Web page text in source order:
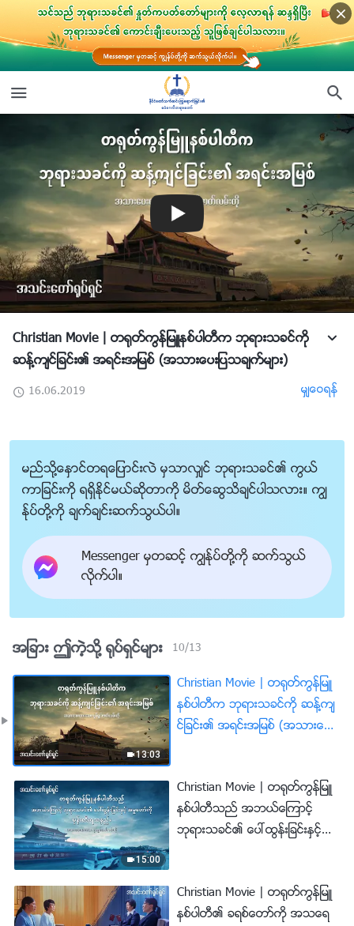
Christian Movie | တ႐ုတ္ကြန္ျမဴနစ္ပါတီက ဘုရားသခင္ကို
ဆန႔္က်င္ျခင္း၏ အရင္းအျမစ္ (အသားေပးျပသခ်က္မ်ား)
16.06.2019 မွ်ေဝရန္
မည္သို႔ေႏွာင္တရေျပာင္းလဲ မွသာလွ်င္ ဘုရားသခင္၏ ကြယ္
ကာျခင္းကို ရရွိႏိုင္မယ္ဆိုတာကို မိတ္ေဆြသိခ်င္ပါသလား။ ကြၽ
န္ုပ္တို႔ကို ခ်က္ခ်င္းဆက္သြယ္ပါ။
Messenger မွတဆင့္ ကြၽန္ုပ္တို႔ကို ဆက္သြယ္
လိုက္ပါ။
အျခား ဤကဲ့သို႔ ႐ုပ္ရွင္မ်ား 10/13
13:03
Christian Movie | တ႐ုတ္ကြန္ျမဴ
နစ္ပါတီက ဘုရားသခင္ကို ဆန႔္က်
င္ျခင္း၏ အရင္းအျမစ္ (အသားေ
15:00
Christian Movie | တ႐ုတ္ကြန္ျမဴ
နစ္ပါတီသည္ အဘယ္ေၾကာင့္
ဘုရားသခင္၏ ေပၚထြန္းျခင္းႏွင့္
Christian Movie | တ႐ုတ္ကြန္ျမဴ
နစ္ပါတီ၏ ခရစ္ေတာ္ကို အသေရ